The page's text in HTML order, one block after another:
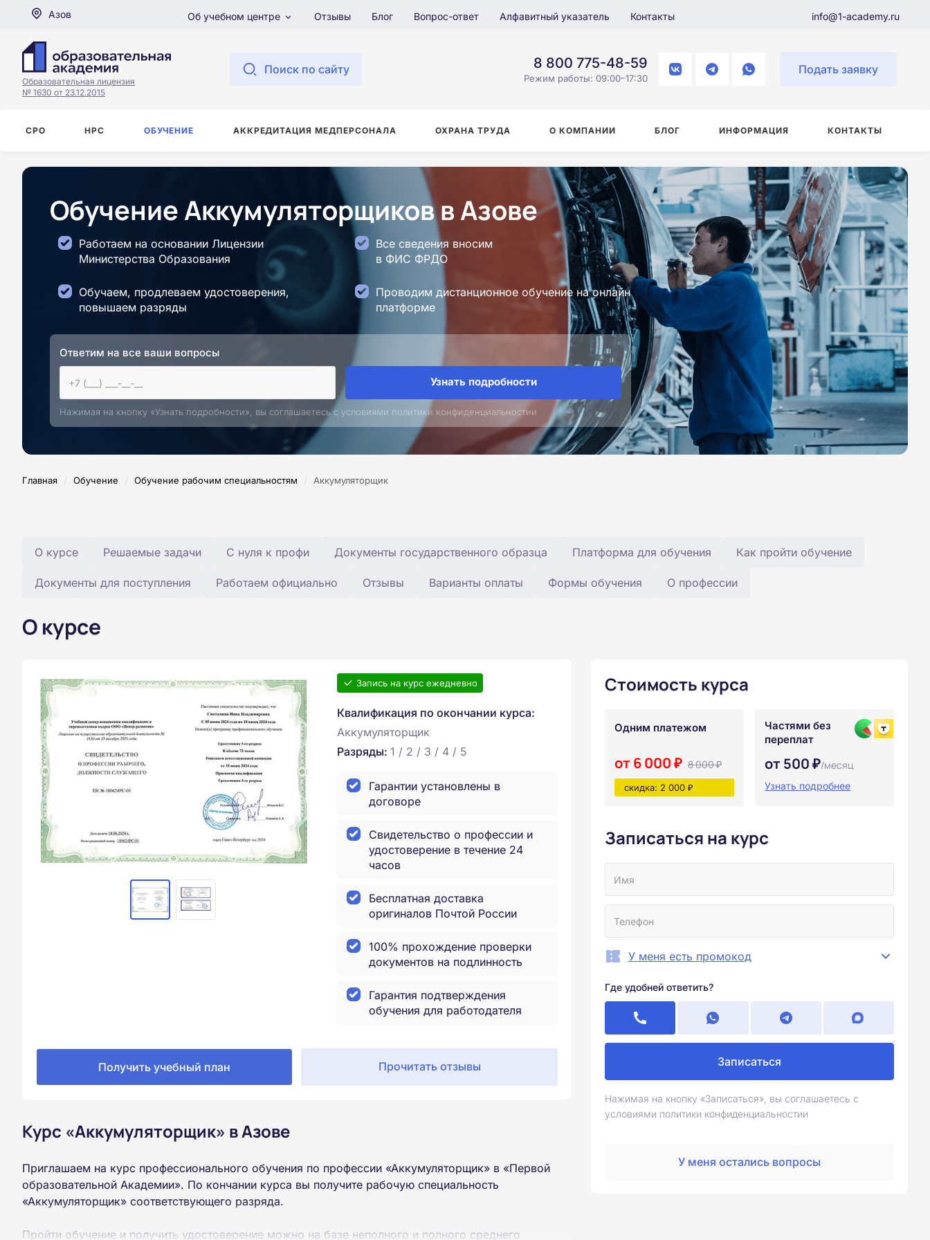
Азов Об учебном центре Отзывы Блог Вопрос-ответ Алфавитный указатель Контакты info@1-academy.ru
Образовательная лицензия
№ 1630 от 23.12.2015
Поиск по сайту 8 800 775-48-59
Режим работы: 09:00–17:30
Подать заявку
СРО НРС ОБУЧЕНИЕ АККРЕДИТАЦИЯ МЕДПЕРСОНАЛА ОХРАНА ТРУДА О КОМПАНИИ БЛОГ ИНФОРМАЦИЯ КОНТАКТЫ
Обучение Аккумуляторщиков в Азове
Работаем на основании Лицензии
Министерства Образования
Все сведения вносим
в ФИС ФРДО
Обучаем, продлеваем удостоверения,
повышаем разряды
Проводим дистанционное обучение на онлайн
платформе
Ответим на все ваши вопросы
Узнать подробности
Нажимая на кнопку «Узнать подробности», вы соглашаетесь с условиями политики конфиденциальностии
Главная / Обучение / Обучение рабочим специальностям / Аккумуляторщик
О курсе Решаемые задачи С нуля к профи Документы государственного образца Платформа для обучения Как пройти обучение
Документы для поступления Работаем официально Отзывы Варианты оплаты Формы обучения О профессии
О курсе
Запись на курс ежедневно
Квалификация по окончании курса:
Аккумуляторщик
Разряды: 1 / 2 / 3 / 4 / 5
Гарантии установлены в
договоре
Свидетельство о профессии и
удостоверение в течение 24
часов
Бесплатная доставка
оригиналов Почтой России
100% прохождение проверки
документов на подлинность
Гарантия подтверждения
обучения для работодателя
Получить учебный план Прочитать отзывы
Курс «Аккумуляторщик» в Азове
Приглашаем на курс профессионального обучения по профессии «Аккумуляторщик» в «Первой
образовательной Академии». По кончании курса вы получите рабочую специальность
«Аккумуляторщик» соответствующего разряда.
Пройти обучение и получить удостоверение можно на базе неполного и полного среднего
Стоимость курса
Одним платежом
от 6 000 ₽ 8 000 ₽
скидка: 2 000 ₽
Частями без
переплат
от 500 ₽/месяц
Узнать подробнее
Записаться на курс
У меня есть промокод
Где удобней ответить?
Записаться
Нажимая на кнопку «Записаться», вы соглашаетесь с
условиями политики конфиденциальностии
У меня остались вопросы